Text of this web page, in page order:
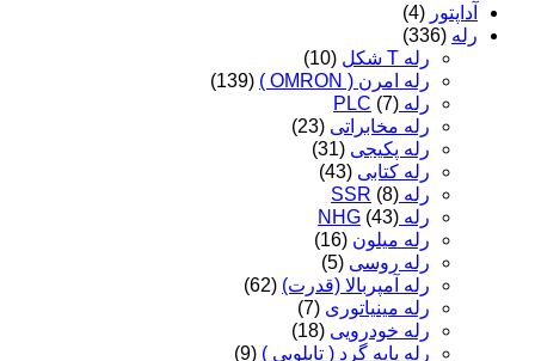
آداپتور (4)
رله (336)
رله T شکل
(10)
رله امرن ( OMRON )
(139)
رله PLC (7)
رله مخابراتی (23)
رله پکیجی (31)
رله کتابی (43)
رله SSR (8)
رله NHG (43)
رله میلون (16)
رله روسی (5)
رله آمپربالا (قدرت) (62)
رله مینیاتوری (7)
رله خودرویی (18)
رله پایه گرد ( تابلویی ) (9)